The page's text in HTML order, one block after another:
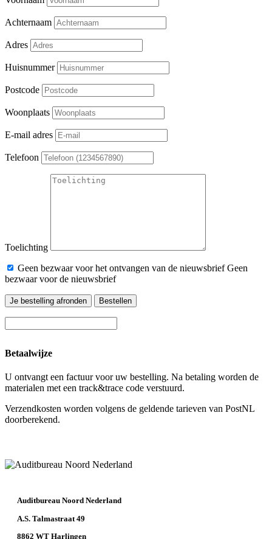
Achternaam
Adres
Huisnummer
Postcode
Woonplaats
E-mail adres
Telefoon
Toelichting
Geen bezwaar voor het ontvangen van de nieuwsbrief Geen
bezwaar voor de nieuwsbrief
Je bestelling afronden Bestellen
Betaalwijze
U ontvangt een factuur voor uw bestelling. Na betaling worden de
materialen met een track&trace code verstuurd.
Verzendkosten worden volgens de geldende tarieven van PostNL
doorberekend.
Auditbureau Noord Nederland
A.S. Talmastraat 49
8862 WT Harlingen